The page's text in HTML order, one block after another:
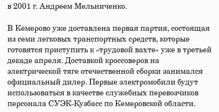
в 2001 г. Андреем Мельниченко.
В Кемерово уже доставлена первая партия, состоящая
из семи легковых транспортных средств, которые
готовятся приступить к «трудовой вахте» уже в третьей
декаде апреля. Доставкой кроссоверов на
электрической тяге отечественной сборки занимался
официальный дилер. Первые электромобили будут
использоваться в качестве служебных перевозчиков
персонала СУЭК-Кузбасс по Кемеровской области.